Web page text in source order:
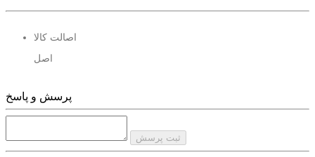
اصالت کالا
اصل
پرسش و پاسخ
ثبت پرسش